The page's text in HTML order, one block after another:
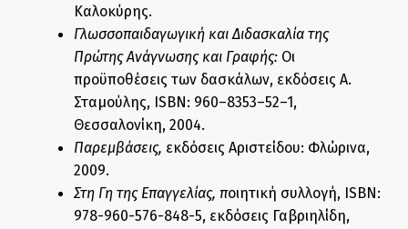
Καλοκύρης.
Γλωσσοπαιδαγωγική και Διδασκαλία της
Πρώτης Ανάγνωσης και Γραφής: Οι
προϋποθέσεις των δασκάλων, εκδόσεις Α.
Σταμούλης, ISBN: 960–8353–52–1,
Θεσσαλονίκη, 2004.
Παρεμβάσεις, εκδόσεις Αριστείδου: Φλώρινα,
2009.
Στη Γη της Επαγγελίας, ποιητική συλλογή, ISBN:
978-960-576-848-5, εκδόσεις Γαβριηλίδη,